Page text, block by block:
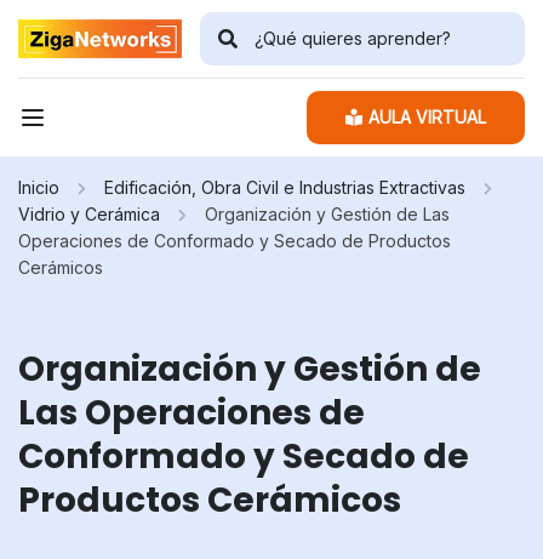
AULA VIRTUAL
Inicio
Edificación, Obra Civil e Industrias Extractivas
Vidrio y Cerámica
Organización y Gestión de Las
Operaciones de Conformado y Secado de Productos
Cerámicos
Organización y Gestión de
Las Operaciones de
Conformado y Secado de
Productos Cerámicos